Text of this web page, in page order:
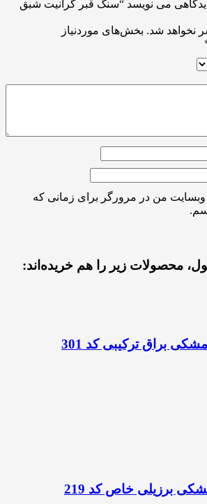
می نویسد “سنگ قبر گرانیت شبق
نخواهد شد. بخش‌های موردنیاز
وبسایت من در مرورگر برای زمانی که
محصولات زیر را هم خریده‌اند:
براق ترکیبی کد 301
برزیلی خاص کد 219